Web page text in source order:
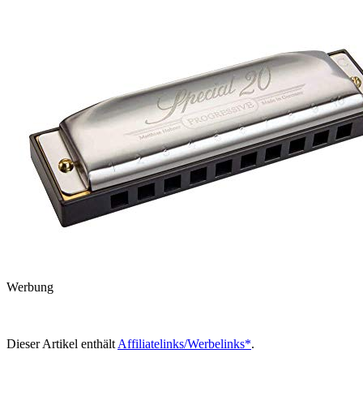
Werbung
Dieser Artikel enthält Affiliatelinks/Werbelinks*.